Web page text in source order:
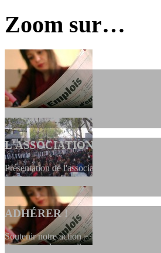
Zoom sur…
L'ASSOCIATION
Présentation de l'association et de sa
ADHÉRER !
Soutenir notre action ==> Si vous
dessous, en le remplissant et en...